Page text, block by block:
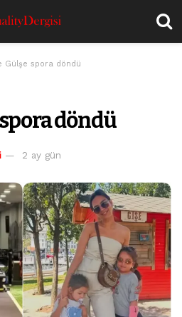
Gülşe spora döndü
döndü
2 ay gün